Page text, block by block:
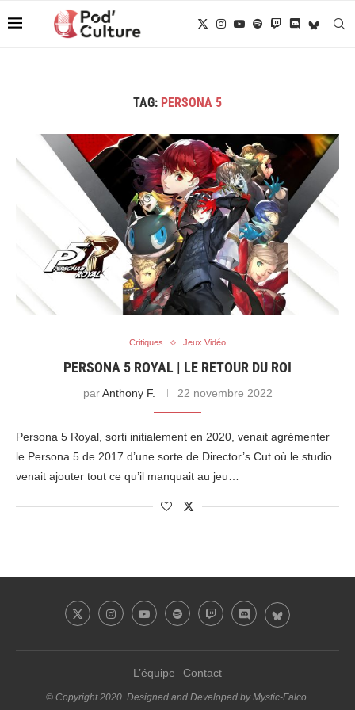
TAG: PERSONA 5
Critiques Jeux Vidéo
PERSONA 5 ROYAL | LE RETOUR DU ROI
parAnthony F. 22 novembre 2022
Persona 5 Royal, sorti initialement en 2020, venait agrémenter
le Persona 5 de 2017 d’une sorte de Director’s Cut où le studio
venait ajouter tout ce qu’il manquait au jeu…
L’équipe Contact
© Copyright 2020. Designed and Developed by Mystic-Falco.